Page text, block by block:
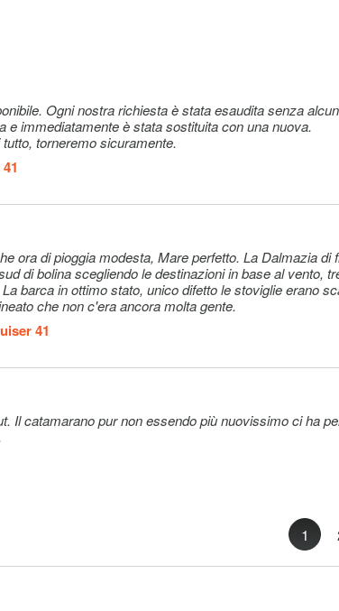
Ogni nostra richiesta è stata esaudita senza alcun
immediatamente è stata sostituita con una nuova.
torneremo sicuramente.
di bolina scegliendo le destinazioni in base al vento,
barca in ottimo stato, unico difetto le stoviglie erano
che non c'era ancora molta gente.
41
Il catamarano pur non essendo più nuovissimo ci ha
1